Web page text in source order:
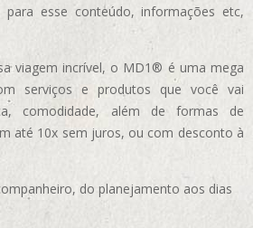
esse conteúdo, informações etc,
viagem incrível, o MD1® é uma mega
serviços e produtos que você vai
comodidade, além de formas de
até 10x sem juros, ou com desconto à
do planejamento aos dias